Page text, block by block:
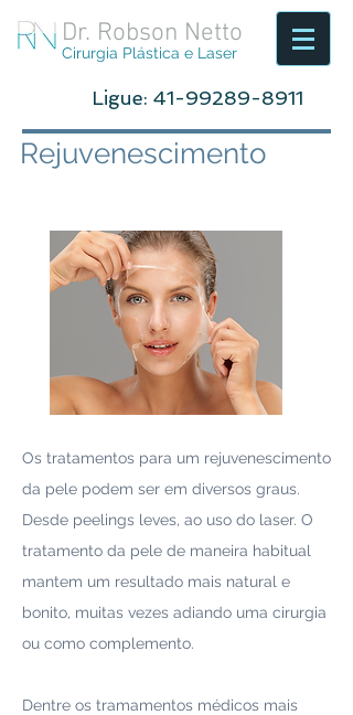
Dr. Robson Netto
Cirurgia Plástica e Laser
Ligue: 41-99289-8911
Rejuvenescimento
Os tratamentos para um rejuvenescimento
da pele podem ser em diversos graus.
Desde peelings leves, ao uso do laser. O
tratamento da pele de maneira habitual
mantem um resultado mais natural e
bonito, muitas vezes adiando uma cirurgia
ou como complemento.
Dentre os tramamentos médicos mais